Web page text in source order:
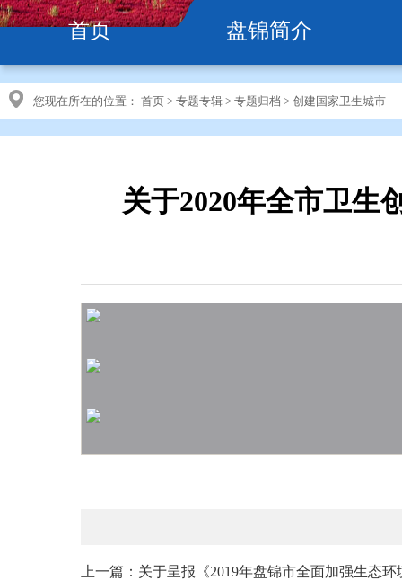
首页 盘锦简介
您现在所在的位置： 首页 > 专题专辑 > 专题归档 > 创建国家卫生城市
关于2020年全市卫生
上一篇：关于呈报《2019年盘锦市全面加强生态